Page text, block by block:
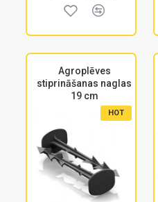
Agroplēves
stiprināšanas naglas
19 cm
HOT